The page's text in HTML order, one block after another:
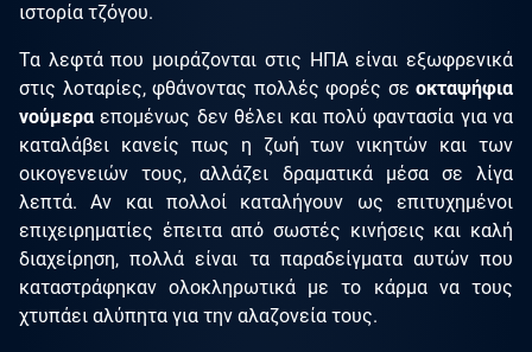
ιστορία τζόγου.
Τα λεφτά που μοιράζονται στις ΗΠΑ είναι εξωφρενικά
στις λοταρίες, φθάνοντας πολλές φορές σε οκταψήφια
νούμερα επομένως δεν θέλει και πολύ φαντασία για να
καταλάβει κανείς πως η ζωή των νικητών και των
οικογενειών τους, αλλάζει δραματικά μέσα σε λίγα
λεπτά. Αν και πολλοί καταλήγουν ως επιτυχημένοι
επιχειρηματίες έπειτα από σωστές κινήσεις και καλή
διαχείρηση, πολλά είναι τα παραδείγματα αυτών που
καταστράφηκαν ολοκληρωτικά με το κάρμα να τους
χτυπάει αλύπητα για την αλαζονεία τους.